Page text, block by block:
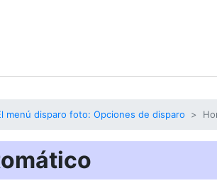
menú disparo foto: Opciones de disparo